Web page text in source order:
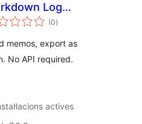
Log
(0puntuacions
totals
)
memos, export as
No API required.
actives